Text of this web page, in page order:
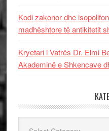
Kodi zakonor dhe
madhështore të antikitetit
Kryetari i Vatrës Dr. Elmi
Akademinë e Shkencave